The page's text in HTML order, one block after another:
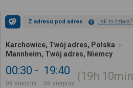
Z adresu pod adres Jak to działa?
Karchowice, Twój adres, Polska
Mannheim, Twój adres, Niemcy
00:30
08 sierpnia
19:40
08 sierpnia
19h 10min